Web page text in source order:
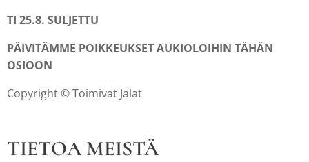
TI 25.8. SULJETTU
PÄIVITÄMME POIKKEUKSET AUKIOLOIHIN TÄHÄN
OSIOON
Copyright © Toimivat Jalat
TIETOA MEISTÄ